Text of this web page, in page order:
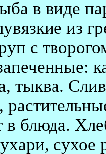
в виде
из
с
тыква.
в блюда.
сухое